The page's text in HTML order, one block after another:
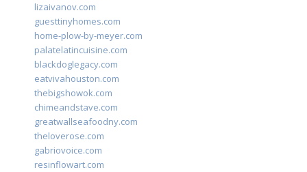
lizaivanov.com
guesttinyhomes.com
home-plow-by-meyer.com
palatelatincuisine.com
blackdoglegacy.com
eatvivahouston.com
thebigshowok.com
chimeandstave.com
greatwallseafoodny.com
theloverose.com
gabriovoice.com
resinflowart.com